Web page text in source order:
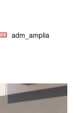
adm_amplia